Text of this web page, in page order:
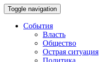
Toggle navigation
События
Власть
Общество
Острая ситуация
Политика